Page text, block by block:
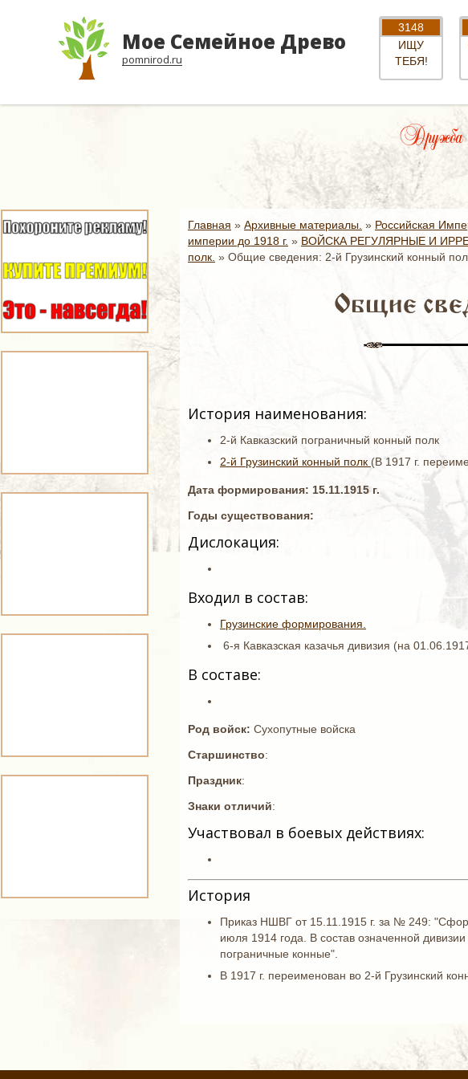
Мое Семейное Древо
pomnirod.ru
3148
ИЩУ
ТЕБЯ!
Дружба
Главная » Архивные материалы. » Российская
империи до 1918 г. » ВОЙСКА РЕГУЛЯРНЫЕ И
полк. » Общие сведения: 2-й Грузинский конный
Общие
История наименования:
2-й Кавказский пограничный конный полк
2-й Грузинский конный полк (В 1917 г.
Дата формирования: 15.11.1915 г.
Годы существования:
Дислокация:
Входил в состав:
Грузинские формирования.
6-я Кавказская казачья дивизия (на
В составе:
Род войск: Сухопутные войска
Старшинство:
Праздник:
Знаки отличий:
Участвовал в боевых действиях:
История
Приказ НШВГ от 15.11.1915 г. за № 249:
июля 1914 года. В состав означенной
пограничные конные".
В 1917 г. переименован во 2-й Грузинский